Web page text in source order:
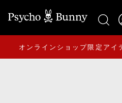
オンラインショップ限定アイ